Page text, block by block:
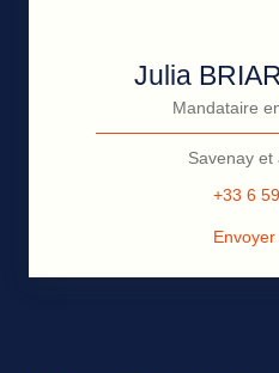
Julia
Mandataire
Savenay et
+33 6